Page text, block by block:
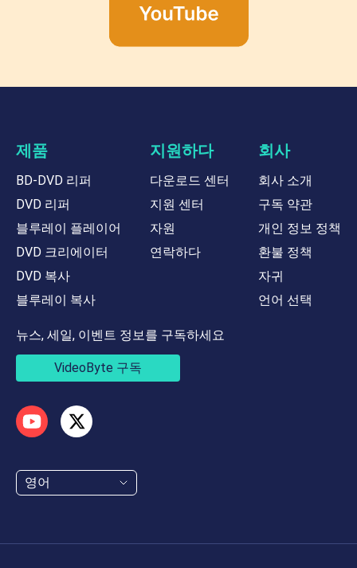
제품
BD-DVD 리퍼
DVD 리퍼
블루레이 플레이어
DVD 크리에이터
DVD 복사
블루레이 복사
지원하다
다운로드 센터
지원 센터
자원
연락하다
회사
회사 소개
구독 약관
개인 정보 정책
환불 정책
자귀
언어 선택
뉴스, 세일, 이벤트 정보를 구독하세요
VideoByte 구독
영어